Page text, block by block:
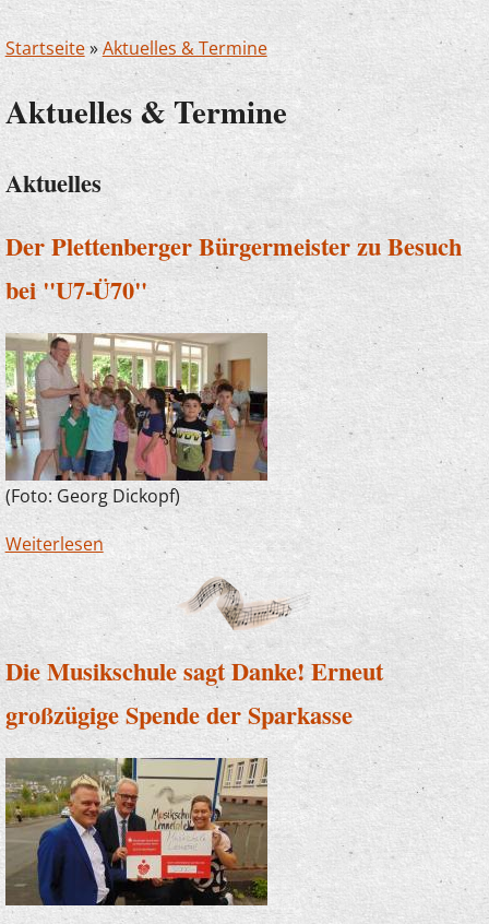
Startseite»Aktuelles & Termine
Aktuelles & Termine
Aktuelles
Der Plettenberger Bürgermeister zu Besuch
bei "U7-Ü70"
(Foto: Georg Dickopf)
Weiterlesenüber Der Plettenberger Bürgermeister zu
Besuch bei "U7-Ü70"
Die Musikschule sagt Danke! Erneut
großzügige Spende der Sparkasse